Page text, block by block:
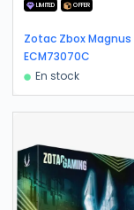
LIMITED OFFER
Zotac Zbox Magnus
ECM73070C
En stock